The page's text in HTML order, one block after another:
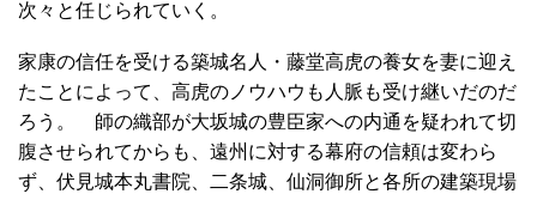
次々と任じられていく。
家康の信任を受ける築城名人・藤堂高虎の養女を妻に迎え
たことによって、高虎のノウハウも人脈も受け継いだのだ
ろう。 師の織部が大坂城の豊臣家への内通を疑われて切
腹させられてからも、遠州に対する幕府の信頼は変わら
ず、伏見城本丸書院、二条城、仙洞御所と各所の建築現場